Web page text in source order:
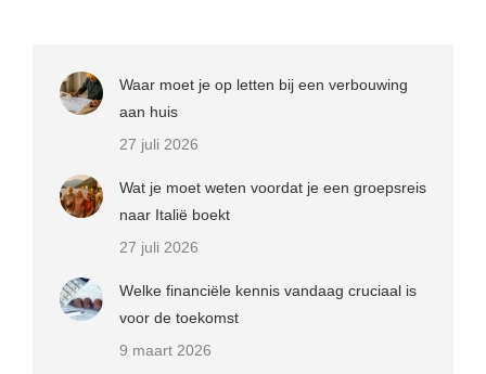
Waar moet je op letten bij een verbouwing
aan huis
27 juli 2026
Wat je moet weten voordat je een groepsreis
naar Italië boekt
27 juli 2026
Welke financiële kennis vandaag cruciaal is
voor de toekomst
9 maart 2026